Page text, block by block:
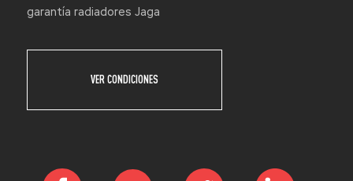
garantía radiadores Jaga
VER CONDICIONES